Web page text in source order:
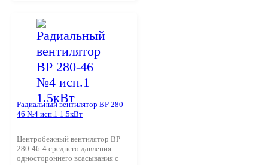
Радиальный вентилятор ВР 280-
46 №4 исп.1 1.5кВт
Центробежный вентилятор ВР
280-46-4 среднего давления
одностороннего всасывания с